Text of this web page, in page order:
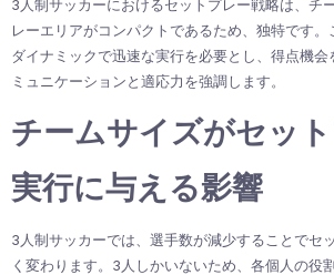
3人制サッカーにおけるセットプレー戦略は、チ
レーエリアがコンパクトであるため、独特です。
ダイナミックで迅速な実行を必要とし、得点機会
ミュニケーションと適応力を強調します。
チームサイズがセッ
実行に与える影響
3人制サッカーでは、選手数が減少することでセ
く変わります。3人しかいないため、各個人の役